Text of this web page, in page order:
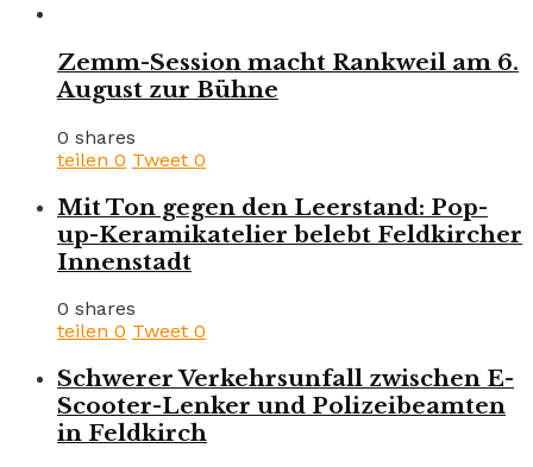
Zemm-Session macht Rankweil am 6.
August zur Bühne
0 shares
teilen 0 Tweet 0
Mit Ton gegen den Leerstand: Pop-
up-Keramikatelier belebt Feldkircher
Innenstadt
0 shares
teilen 0 Tweet 0
Schwerer Verkehrsunfall zwischen E-
Scooter-Lenker und Polizeibeamten
in Feldkirch